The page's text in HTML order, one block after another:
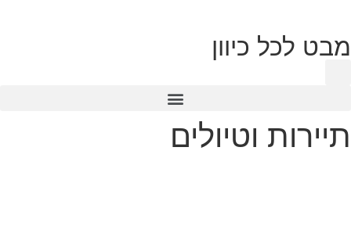
מבט לכל כיוון
תיירות וטיולים